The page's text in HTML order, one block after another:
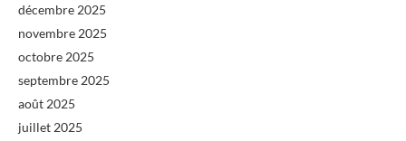
décembre 2025
novembre 2025
octobre 2025
septembre 2025
août 2025
juillet 2025